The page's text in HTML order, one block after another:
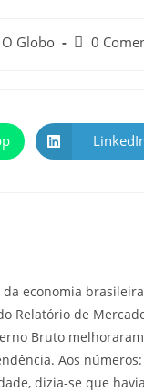
Globo 0
economia
Relatório de
Bruto
Aos
dizia-se que